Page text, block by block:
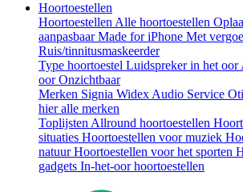
Hoortoestellen
HoortoestellenAlle hoortoestellen
aanpasbaarMade for iPhone Met
Ruis/tinnitusmaskeerder
Type hoortoestel Luidspreker in het oor
oorOnzichtbaar
Merken Signia WidexAudio Service
hier alle merken
ToplijstenAllround hoortoestellen
situaties Hoortoestellen voor muziek
natuurHoortoestellen voor het sporten
gadgets In-het-oor hoortoestellen